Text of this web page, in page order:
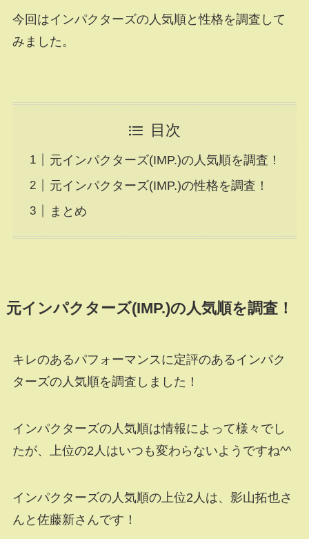
今回はインパクターズの人気順と性格を調査して
みました。
目次
元インパクターズ(IMP.)の人気順を調査！
元インパクターズ(IMP.)の性格を調査！
まとめ
元インパクターズ(IMP.)の人気順を調査！
キレのあるパフォーマンスに定評のあるインパク
ターズの人気順を調査しました！
インパクターズの人気順は情報によって様々でし
たが、上位の2人はいつも変わらないようですね^^
インパクターズの人気順の上位2人は、影山拓也さ
んと佐藤新さんです！